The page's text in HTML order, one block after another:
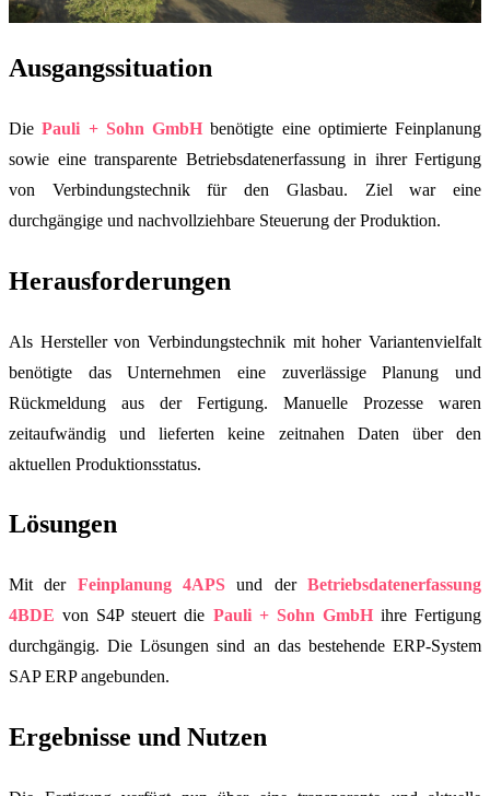
Ausgangssituation
DiePauli + Sohn GmbH benötigte eine optimierte Feinplanung
sowie eine transparente Betriebsdatenerfassung in ihrer Fertigung
von Verbindungstechnik für den Glasbau. Ziel war eine
durchgängige und nachvollziehbare Steuerung der Produktion.
Herausforderungen
Als Hersteller von Verbindungstechnik mit hoher Variantenvielfalt
benötigte das Unternehmen eine zuverlässige Planung und
Rückmeldung aus der Fertigung. Manuelle Prozesse waren
zeitaufwändig und lieferten keine zeitnahen Daten über den
aktuellen Produktionsstatus.
Lösungen
Mit der Feinplanung 4APS und derBetriebsdatenerfassung
4BDE von S4P steuert die Pauli + Sohn GmbHihre Fertigung
durchgängig. Die Lösungen sind an das bestehende ERP-System
SAP ERP angebunden.
Ergebnisse und Nutzen